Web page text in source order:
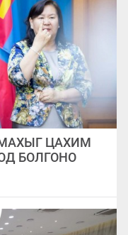
ЦАХИМ
БОЛГОНО